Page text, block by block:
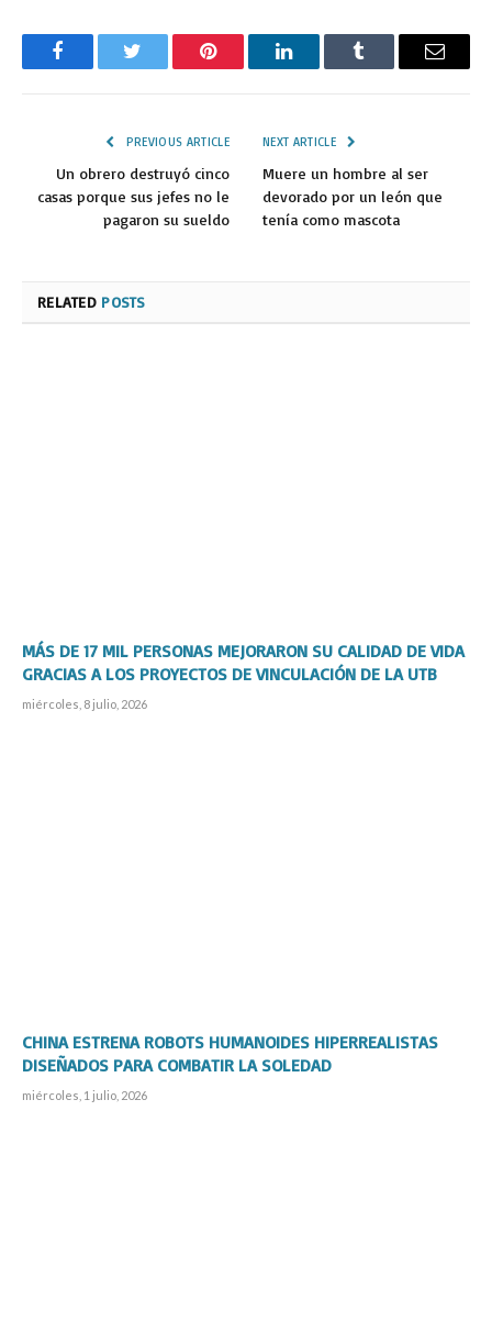
FacebookTwitter Pinterest LinkedInTumblr Email
PREVIOUS ARTICLE
Un obrero destruyó cinco
casas porque sus jefes no le
pagaron su sueldo
NEXT ARTICLE
Muere un hombre al ser
devorado por un león que
tenía como mascota
RELATED POSTS
MÁS DE 17 MIL PERSONAS MEJORARON SU CALIDAD DE VIDA
GRACIAS A LOS PROYECTOS DE VINCULACIÓN DE LA UTB
miércoles, 8 julio, 2026
CHINA ESTRENA ROBOTS HUMANOIDES HIPERREALISTAS
DISEÑADOS PARA COMBATIR LA SOLEDAD
miércoles, 1 julio, 2026